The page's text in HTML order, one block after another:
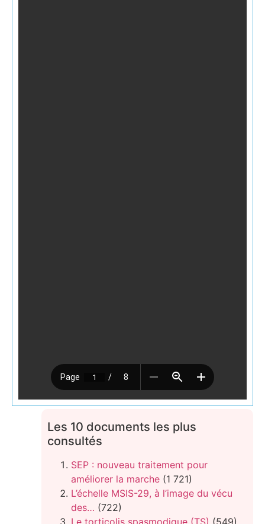
Les 10 documents les plus
consultés
SEP : nouveau traitement pour
améliorer la marche (1 721)
L’échelle MSIS-29, à l’image du vécu
des… (722)
Le torticolis spasmodique (TS) (549)